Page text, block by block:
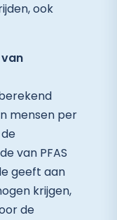
ook
mensen per
van PFAS
geeft aan
krijgen,
de